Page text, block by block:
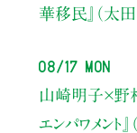
華移民』（太
08/17 Mon
山崎明子×野
エンパワメント